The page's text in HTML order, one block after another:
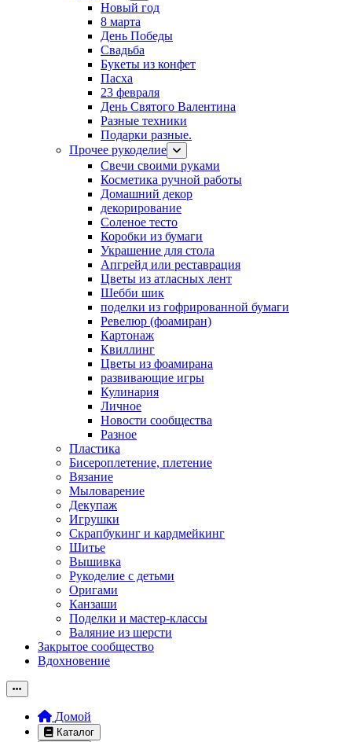
Новый год
8 марта
День Победы
Свадьба
Букеты из конфет
Пасха
23 февраля
День Святого Валентина
Разные техники
Подарки разные.
Прочее рукоделие
Свечи своими руками
Косметика ручной работы
Домашний декор
декорирование
Соленое тесто
Коробки из бумаги
Украшение для стола
Апгрейд или реставрация
Цветы из атласных лент
Шебби шик
поделки из гофрированной бумаги
Ревелюр (фоамиран)
Картонаж
Квиллинг
Цветы из фоамирана
развивающие игры
Кулинария
Личное
Новости сообщества
Разное
Пластика
Бисероплетение, плетение
Вязание
Мыловарение
Декупаж
Игрушки
Скрапбукинг и кардмейкинг
Шитье
Вышивка
Рукоделие с детьми
Оригами
Канзаши
Поделки и мастер-классы
Валяние из шерсти
Закрытое сообщество
Вдохновение
Домой
Каталог